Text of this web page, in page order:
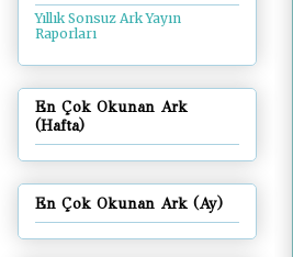
Yıllık Sonsuz Ark Yayın
Raporları
En Çok Okunan Ark
(Hafta)
En Çok Okunan Ark (Ay)